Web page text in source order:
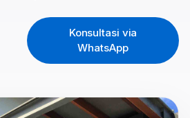
Konsultasi via
WhatsApp